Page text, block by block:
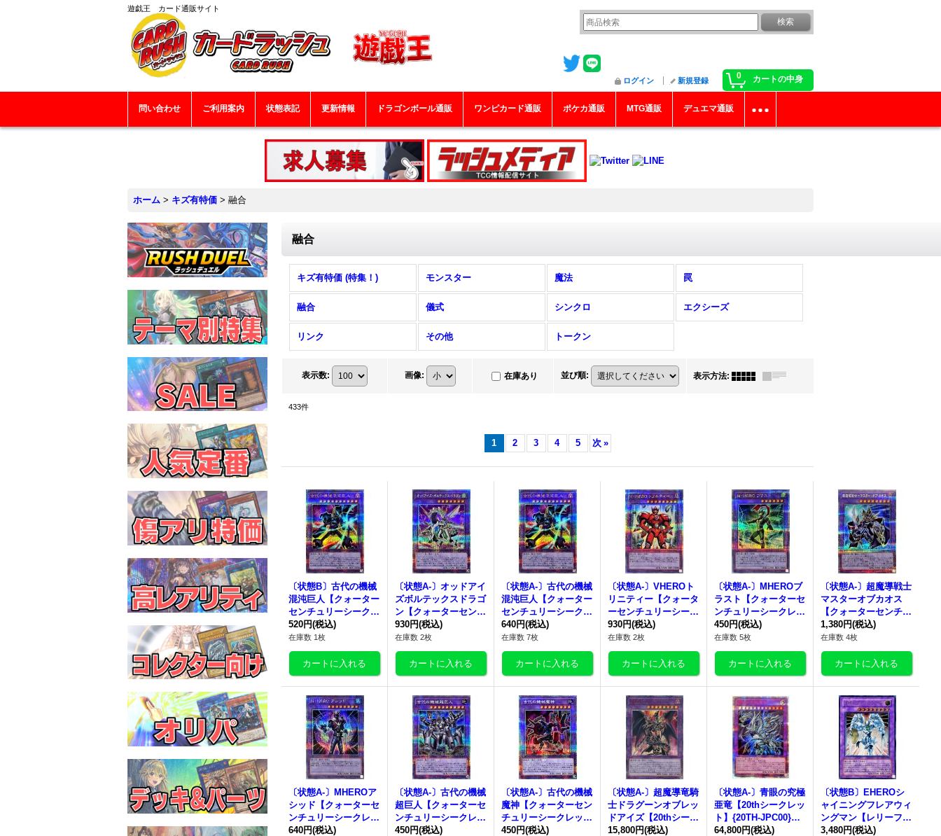
遊戯王 カード通販サイト
0 カートの中身
ログイン 新規登録
問い合わせ ご利用案内 状態表記 更新情報 ドラゴンボール通販 ワンピカード通販 ポケカ通販 MTG通販 デュエマ通販
ホーム > キズ有特価 > 融合
融合
キズ有特価 (特集！) モンスター 魔法 罠
融合 儀式 シンクロ エクシーズ
リンク その他 トークン
表示数: 画像: 在庫あり 並び順: 表示方法:
433件
1 2 3 4 5 次 »
〔状態B〕古代の機械
混沌巨人【クォーター
センチュリーシークレ
ット】{QCCU-JP117}
《融合》
520円(税込)
在庫数 1枚
〔状態A-〕オッドアイ
ズボルテックスドラゴ
ン【クォーターセンチ
ュリーシークレット】
{QCCU-JP087}《融
合》
930円(税込)
在庫数 2枚
〔状態A-〕古代の機械
混沌巨人【クォーター
センチュリーシークレ
ット】{QCCU-JP117}
《融合》
640円(税込)
在庫数 7枚
〔状態A-〕VHEROト
リニティー【クォータ
ーセンチュリーシーク
レット】{QCCU-JP04
1}《融合》
930円(税込)
在庫数 2枚
〔状態A-〕MHEROブ
ラスト【クォーターセ
ンチュリーシークレッ
ト】{QCCU-JP037}
《融合》
450円(税込)
在庫数 5枚
〔状態A-〕超魔導戦士
マスターオブカオス
【クォーターセンチュ
リーシークレット】
{QCCU-JP007}《融
合》
1,380円(税込)
在庫数 4枚
〔状態A-〕MHEROア
シッド【クォーターセ
ンチュリーシークレッ
ト】{QCCU-JP036}
640円(税込)
〔状態A-〕古代の機械
超巨人【クォーターセ
ンチュリーシークレッ
ト】{QCCU-JP119}
450円(税込)
〔状態A-〕古代の機械
魔神【クォーターセン
チュリーシークレッ
ト】{QCCU-JP118}
450円(税込)
〔状態A-〕超魔導竜騎
士ドラグーンオブレッ
ドアイズ【20thシーク
レット】{LGB1-JP00
15,800円(税込)
〔状態A-〕青眼の究極
亜竜【20thシークレッ
ト】{20TH-JPC00}
《融合》
64,800円(税込)
〔状態B〕EHEROシ
ャイニングフレアウィ
ングマン【レリーフ】
{EEN-JP036}《融合》
3,480円(税込)